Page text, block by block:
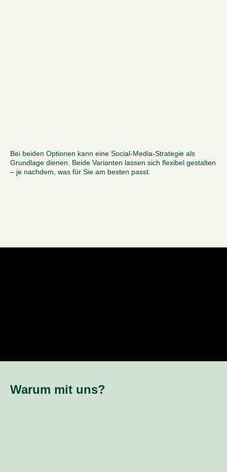
Bei beiden Optionen kann eine Social-Media-Strategie als
Grundlage dienen. Beide Varianten lassen sich flexibel gestalten
– je nachdem, was für Sie am besten passt.
Warum mit uns?